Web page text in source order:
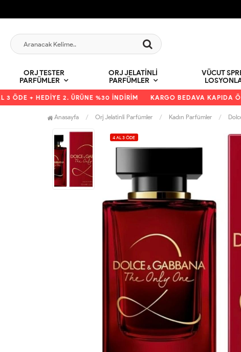
ORJ TESTER
PARFÜMLER
ORJ JELATINLI
PARFÜMLER
VÜCUT
+ HEDİYE 2. ÜRÜNE %30 İNDİRİM KARGO BEDAVA KAPIDA
Anasayfa Orj Jelatinli Parfümler Kadın Parfümler
4 AL 3 ÖDE